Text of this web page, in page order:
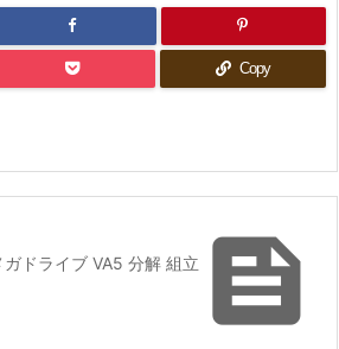
Copy

ガドライブ VA5 分解 組立